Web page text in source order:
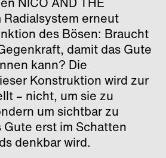
Radialsystem erneut
des Bösen: Braucht
damit das Gute
kann? Die
Konstruktion wird zur
– nicht, um sie zu
um sichtbar zu
Gute erst im Schatten
denkbar wird.